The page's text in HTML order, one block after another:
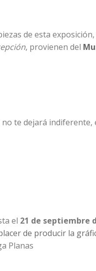
de esta
, provienen del
te dejará
el 21 de septiembre
de producir la
Planas